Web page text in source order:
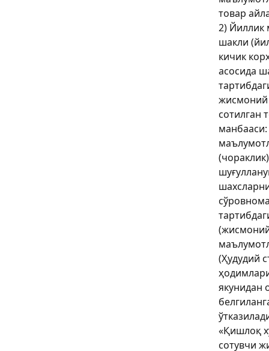
товар
2) Йиллик
шакли
кичик
асосида
жисмоний
сотилган
(Ҳудудий
якунидан
«Қишлоқ
сотувчи